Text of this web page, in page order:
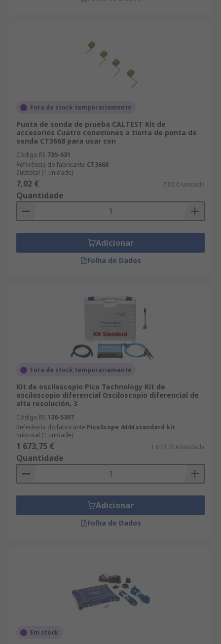
Fora de stock temporariamente
Punta de sonda de prueba CALTEST Kit de
accesorios Cuatro conexiones a tierra de punta de
sonda CT3668 para usar con
Código RS 735-631
Referência do fabricante CT3668
Subtotal (1 unidade)
7,02 € 7,02 €/unidade
Quantidade
Adicionar
Folha de Dados
Fora de stock temporariamente
Kit de osciloscopio Pico Technology Kit de
osciloscopio diferencial Osciloscopio diferencial de
alta resolución, 3
Código RS 136-5307
Referência do fabricante PicoScope 4444 standard kit
Subtotal (1 unidade)
1 673,75 € 1 673,75 €/unidade
Quantidade
Adicionar
Folha de Dados
Em stock